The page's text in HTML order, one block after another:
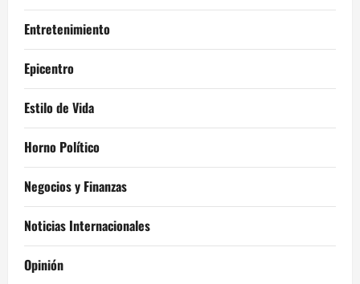
Entretenimiento
Epicentro
Estilo de Vida
Horno Político
Negocios y Finanzas
Noticias Internacionales
Opinión